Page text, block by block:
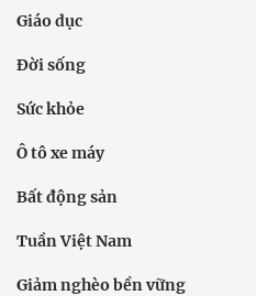
Giáo dục
Đời sống
Sức khỏe
Ô tô xe máy
Bất động sản
Tuần Việt Nam
Giảm nghèo bền vững